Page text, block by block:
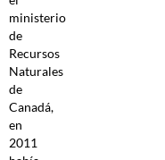
ministerio
de
Recursos
Naturales
de
Canadá,
en
2011